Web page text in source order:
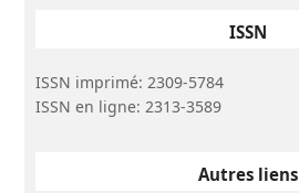
ISSN
ISSN imprimé: 2309-5784
ISSN en ligne: 2313-3589
Autres liens